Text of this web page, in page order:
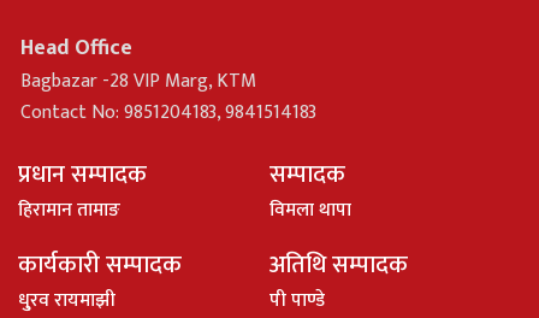
Head Office
Bagbazar -28 VIP Marg, KTM
Contact No: 9851204183, 9841514183
प्रधान सम्पादक
हिरामान तामाङ
सम्पादक
विमला थापा
कार्यकारी सम्पादक
धु्रव रायमाझी
अतिथि सम्पादक
पी पाण्डे